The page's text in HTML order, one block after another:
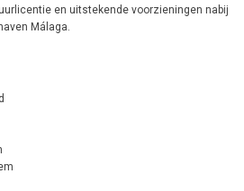
en uitstekende voorzieningen nabij
Málaga.